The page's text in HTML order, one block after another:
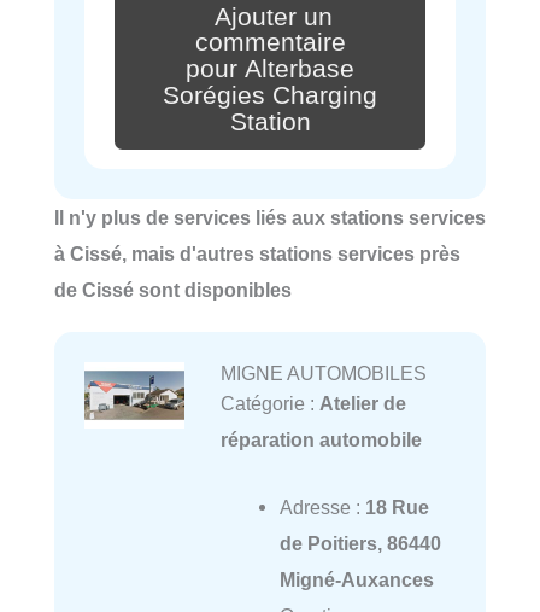
Ajouter un
commentaire
pour Alterbase
Sorégies Charging
Station
Il n'y plus de services liés aux stations services
à Cissé, mais d'autres stations services près
de Cissé sont disponibles
MIGNE AUTOMOBILES
Catégorie : Atelier de
réparation automobile
Adresse : 18 Rue
de Poitiers, 86440
Migné-Auxances